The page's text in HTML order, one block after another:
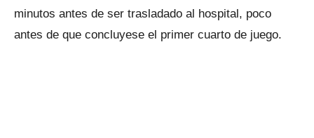
minutos antes de ser trasladado al hospital, poco
antes de que concluyese el primer cuarto de juego.